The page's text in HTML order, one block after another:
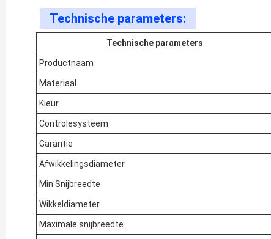
Technische parameters:
Technische parameters
Productnaam
Materiaal
Kleur
Controlesysteem
Garantie
Afwikkelingsdiameter
Min Snijbreedte
Wikkeldiameter
Maximale snijbreedte